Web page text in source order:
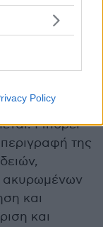
Policy
και
που
έγκριση του
θωράκιση
τις
Μπορεί
της
ακυρωμένων
και
και